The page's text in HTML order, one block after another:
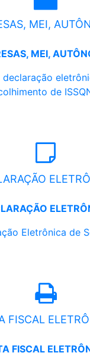
MEI,
MEI,
declaração
de
Eletrônica de
FISCAL
FISCAL